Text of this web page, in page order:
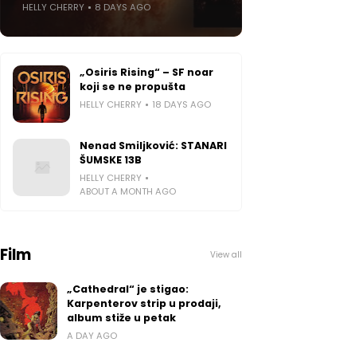
HELLY CHERRY 8 DAYS AGO
„Osiris Rising“ – SF noar
koji se ne propušta
HELLY CHERRY 18 DAYS AGO
Nenad Smiljković: STANARI
ŠUMSKE 13B
HELLY CHERRY
ABOUT A MONTH AGO
Film View all
„Cathedral“ je stigao:
Karpenterov strip u prodaji,
album stiže u petak
A DAY AGO